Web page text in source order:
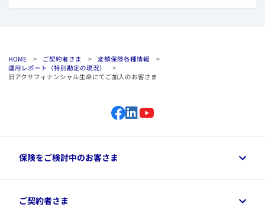
HOME > ご契約者さま > 変額保険各種情報
>
運用レポート（特別勘定の現況）
>
旧アクサフィナンシャル生命にてご加入のお客さま
保険をご検討中のお客さま
保険をご検討中のお客さまトップ
ご契約者さま